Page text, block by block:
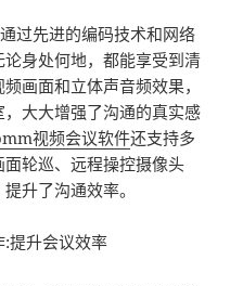
通过先进的编码技术和网络
身处何地，都能享受到清
画面和立体声音频效果，
大大增强了沟通的真实感
视频会议软件还支持多
轮巡、远程操控摄像头
升了沟通效率。
:提升会议效率